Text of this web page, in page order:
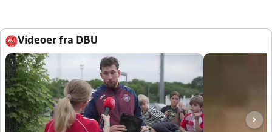
Videoer fra DBU